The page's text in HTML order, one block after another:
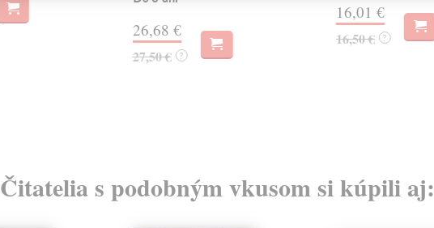
26,68 €
27,50 € ?
16,01 €
16,50 € ?
Čitatelia s podobným vkusom si kúpili aj: